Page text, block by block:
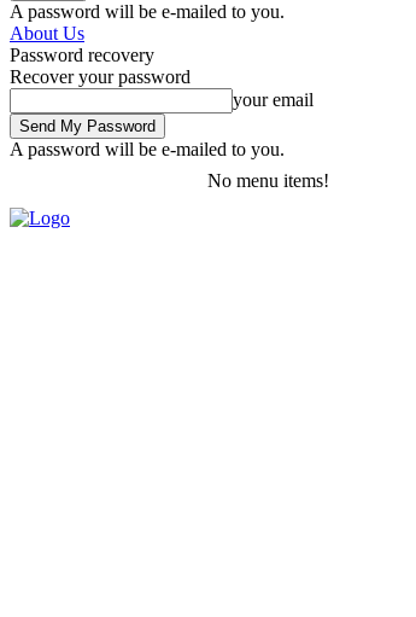
A password will be e-mailed to you.
About Us
Password recovery
Recover your password
your email
A password will be e-mailed to you.
No menu items!